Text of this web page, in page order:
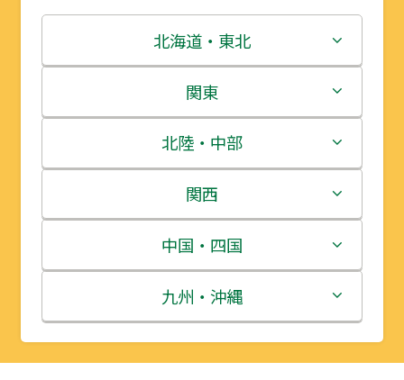
北海道・東北
北海道
青森県
岩手県
宮城県
秋田県
山形県
関東
茨城県
栃木県
群馬県
埼玉県
千葉県
北陸・中部
新潟県
富山県
石川県
福井県
関西
三重県
滋賀県
京都府
中国・四国
鳥取県
島根県
九州・沖縄
福岡県